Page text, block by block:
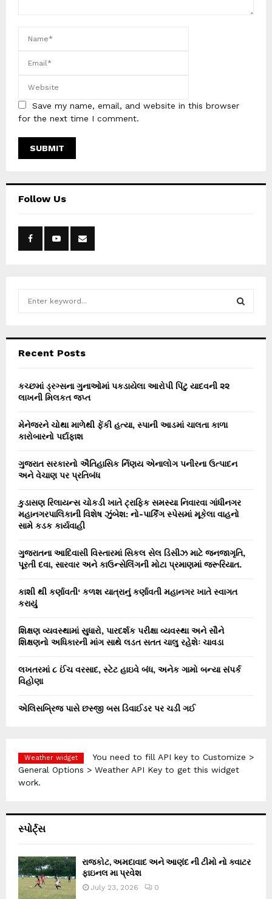
Save my name, email, and website in this browser
for the next time I comment.
Follow Us
h
o
r
Recent Posts
કચ્છમાં ડ્રગ્સના ગુનાઓમાં પકડાયેલા આરોપી પિંટુ યાદવની ૨૨
લાખની મિલકત જપ્ત
મેનેજરને ચોથા માળેથી ફેંકી હત્યા, સ્પાની આડમાં ચાલતા કાળા
કારોબારનો પર્દાફાશ
ગુજરાત સરકારનો ઐતિહાસિક ર્નિણય એનાલોગ પનીરના ઉત્પાદન
અને વેચાણ પર પ્રતિબંધ
કુડાસણ રિલાયન્સ ચોકડી ખાતે ટ્રાફિક સમસ્યા નિવારવા ગાંધીનગર
મહાનગરપાલિકાની વિશેષ ઝુંબેશ: નો-પાર્કિંગ સ્પેસમાં મૂકેલા વાહનો
સામે કડક કાર્યવાહી
ગુજરાતના આદિવાસી વિસ્તારમાં સિકલ સેલ ડિસીઝ માટે જનજાગૃતિ,
પૂરતી દવા, સારવાર અને કાઉન્સેલિંગની મોટા પ્રમાણમાં જરૂરિયાત.
કાશી થી કર્ણાવતી‘ કળશ યાત્રાનું કર્ણાવતી મહાનગર ખાતે સ્વાગત
કરાયું
શિક્ષણ વ્યવસ્થામાં સુધારો, પારદર્શક પરીક્ષા વ્યવસ્થા અને સૌને
શિક્ષણનો અધિકારની માંગ સાથે લડત સતત ચાલુ રહેશેઃ ચાવડા
લખતરમાં ૮ ઈંચ વરસાદ, સ્ટેટ હાઇવે બંધ, અનેક ગામો બન્યા સંપર્ક
વિહોણા
એલિસબ્રિજ પાસે છસ્જી બસ ડિવાઈડર પર ચડી ગઈ
Weather widget
You need to fill API key to Customize >
General Options > Weather API Key to get this widget
work.
સ્પોર્ટ્સ
રાજકોટ, અમદાવાદ અને આણંદ ની ટીમો નો ક્વાટર
ફાઇનલ મા પ્રવેશ
July 23, 2026 0